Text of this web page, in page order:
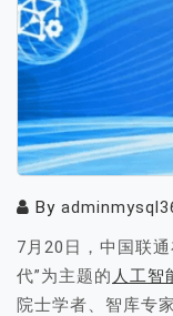
By
7月20日，中国联
代”为主题的 人工智
院士学者、智库专